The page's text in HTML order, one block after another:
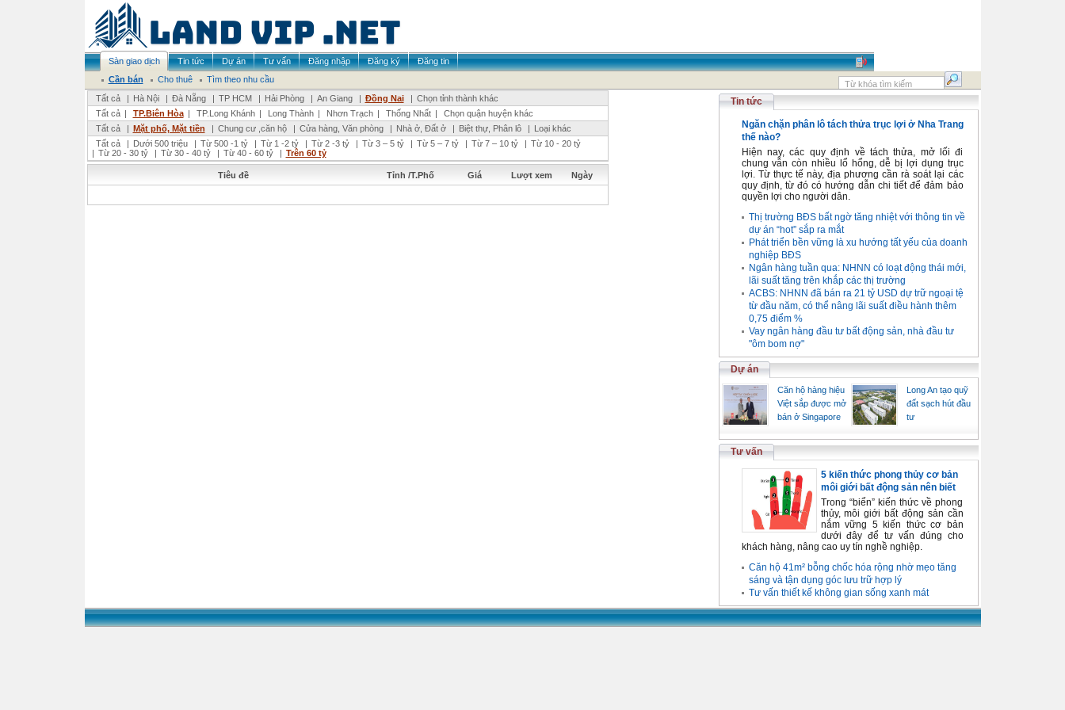
Sàn giao dịch Tin tức Dự án Tư vấn Đăng nhập Đăng ký
Đăng tin
Cần bán
Cho thuê
Tìm theo nhu cầu
Tất cả
| Hà Nội | Đà Nẵng | TP HCM | Hải Phòng | An Giang | Đồng Nai | Chọn tỉnh thành khác
Tất cả | TP.Biên Hòa | TP.Long Khánh | Long Thành | Nhơn Trạch | Thống Nhất |
Chọn quận huyện khác
Tất cả
| Mặt phố, Mặt tiền | Chung cư ,căn hộ | Cửa hàng, Văn phòng | Nhà ở, Đất ở | Biệt thự, Phân lô | Loại khác
Tất cả
| Dưới 500 triệu | Từ 500 -1 tỷ | Từ 1 -2 tỷ | Từ 2 -3 tỷ | Từ 3 – 5 tỷ | Từ 5 – 7 tỷ | Từ 7 – 10 tỷ | Từ 10 - 20 tỷ
| Từ 20 - 30 tỷ | Từ 30 - 40 tỷ | Từ 40 - 60 tỷ | Trên 60 tỷ
Tiêu đề Tỉnh /T.Phố Giá Lượt xem Ngày
Tin tức
Ngăn chặn phân lô tách thửa trục lợi ở Nha Trang
thế nào?
Hiện nay, các quy định về tách thửa, mở lối đi
chung vẫn còn nhiều lổ hổng, dễ bị lợi dụng trục
lợi. Từ thực tế này, địa phương cần rà soát lại các
quy định, từ đó có hướng dẫn chi tiết để đảm bảo
quyền lợi cho người dân.
Thị trường BĐS bất ngờ tăng nhiệt với thông tin về
dự án “hot” sắp ra mắt
Phát triển bền vững là xu hướng tất yếu của doanh
nghiệp BĐS
Ngân hàng tuần qua: NHNN có loạt động thái mới,
lãi suất tăng trên khắp các thị trường
ACBS: NHNN đã bán ra 21 tỷ USD dự trữ ngoại tệ
từ đầu năm, có thể nâng lãi suất điều hành thêm
0,75 điểm %
Vay ngân hàng đầu tư bất động sản, nhà đầu tư
"ôm bom nợ"
Dự án
Căn hộ hàng hiệu
Việt sắp được mở
bán ở Singapore
Long An tạo quỹ
đất sạch hút đầu
tư
Tư vấn
5 kiến thức phong thủy cơ bản
môi giới bất động sản nên biết
Trong “biển” kiến thức về phong
thủy, môi giới bất động sản cần
nắm vững 5 kiến thức cơ bản
dưới đây để tư vấn đúng cho
khách hàng, nâng cao uy tín nghề nghiệp.
Căn hộ 41m² bỗng chốc hóa rộng nhờ mẹo tăng
sáng và tận dụng góc lưu trữ hợp lý
Tư vấn thiết kế không gian sống xanh mát